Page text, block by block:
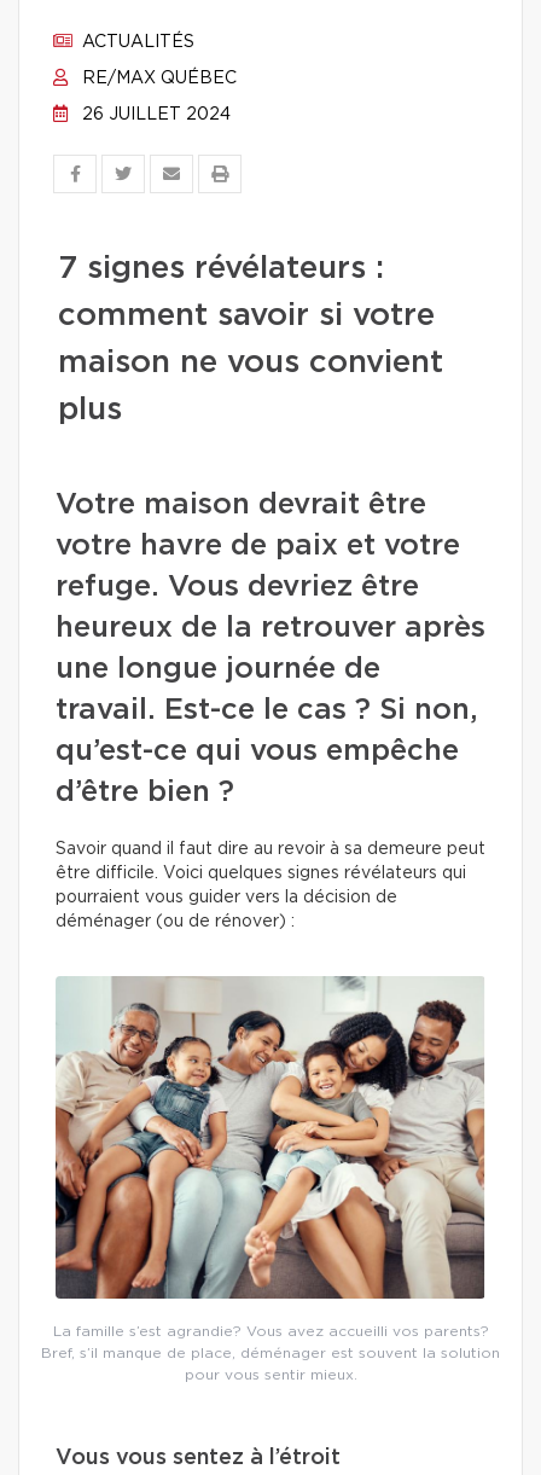
ACTUALITÉS
RE/MAX QUÉBEC
26 JUILLET 2024
7 signes révélateurs :
comment savoir si votre
maison ne vous convient
plus
Votre maison devrait être
votre havre de paix et votre
refuge. Vous devriez être
heureux de la retrouver après
une longue journée de
travail. Est-ce le cas ? Si non,
qu’est-ce qui vous empêche
d’être bien ?
Savoir quand il faut dire au revoir à sa demeure peut
être difficile. Voici quelques signes révélateurs qui
pourraient vous guider vers la décision de
déménager (ou de rénover) :
La famille s’est agrandie? Vous avez accueilli vos parents?
Bref, s’il manque de place, déménager est souvent la solution
pour vous sentir mieux.
Vous vous sentez à l’étroit